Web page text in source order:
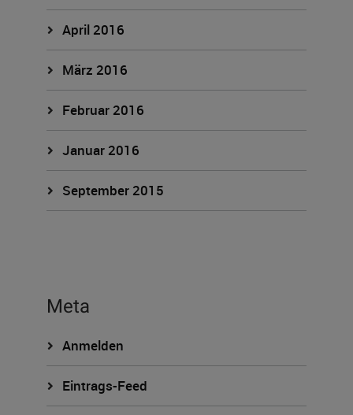
April 2016
März 2016
Februar 2016
Januar 2016
September 2015
Meta
Anmelden
Eintrags-Feed